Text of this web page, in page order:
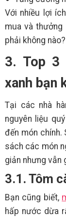
Với nhiều lợi
mua và
phải không nào?
3. Top 3
xanh bạn
Tại các nhà
nguyên liệu
đến món chính.
sách các món
giản nhưng vẫn
3.1. Tôm
Bạn cũng biết,
hấp nước dừa